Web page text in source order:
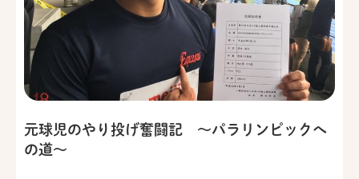
元球児のやり投げ奮闘記 ～パラリンピックへ
の道～